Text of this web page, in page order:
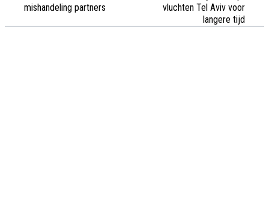
mishandeling partners
vluchten Tel Aviv voor
langere tijd